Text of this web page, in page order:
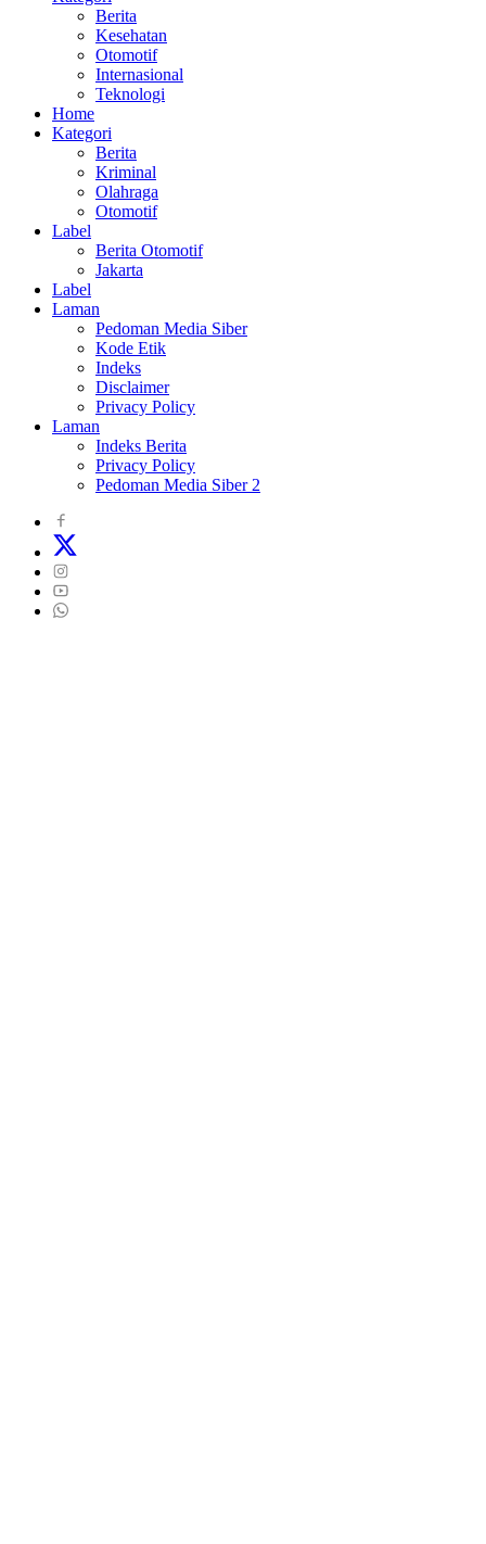
Berita
Kesehatan
Otomotif
Internasional
Teknologi
Home
Kategori
Berita
Kriminal
Olahraga
Otomotif
Label
Berita Otomotif
Jakarta
Label
Laman
Pedoman Media Siber
Kode Etik
Indeks
Disclaimer
Privacy Policy
Laman
Indeks Berita
Privacy Policy
Pedoman Media Siber 2